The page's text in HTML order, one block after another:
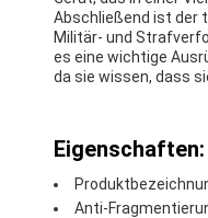
Abschließend ist der
Militär- und
es eine wichtige
da sie wissen, dass
Eigenschaften:
Anti-